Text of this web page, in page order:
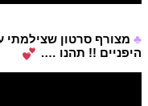
♣
היפניים !! תהנו ….